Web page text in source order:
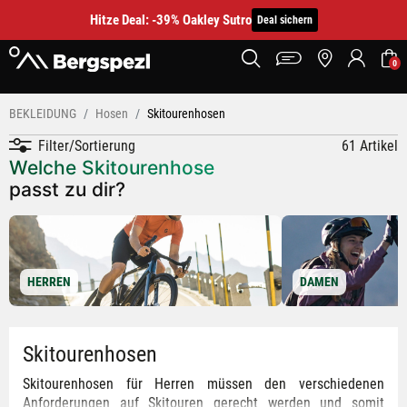
Hitze Deal: -39% Oakley Sutro Deal sichern
0
BEKLEIDUNG Hosen Skitourenhosen
Filter/Sortierung 61 Artikel
Skitourenhosen
Skitourenhosen für Herren müssen den verschiedenen
Anforderungen auf Skitouren gerecht werden und somit
Welche Skitourenhose
passt zu dir?
HERREN DAMEN